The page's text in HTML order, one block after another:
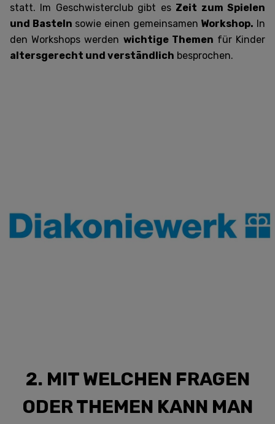
statt. Im Geschwisterclub gibt es Zeit zum Spielen
und Basteln sowie einen gemeinsamen Workshop. In
den Workshops werden wichtige Themen für Kinder
altersgerecht und verständlich besprochen.
2. MIT WELCHEN FRAGEN
ODER THEMEN KANN MAN